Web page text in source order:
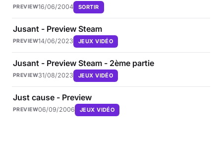
Forum
PREVIEW16/06/2004 SORTIR
Jusant - Preview Steam
PREVIEW14/06/2023 JEUX VIDÉO
Jusant - Preview Steam - 2ème partie
PREVIEW31/08/2023 JEUX VIDÉO
Just cause - Preview
PREVIEW06/09/2006 JEUX VIDÉO